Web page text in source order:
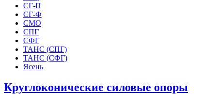
СГ-П
СГ-Ф
СМО
СПГ
СФГ
ТАНС (СПГ)
ТАНС (СФГ)
Ясень
Круглоконические силовые опоры